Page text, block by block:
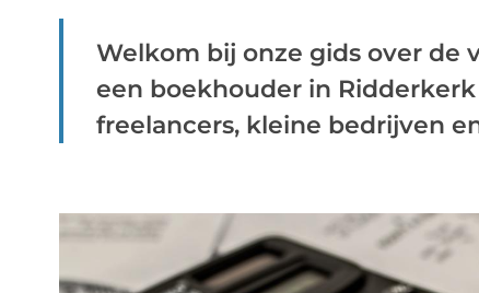
Welkom bij onze gids over de
een boekhouder in
freelancers, kleine bedrijven